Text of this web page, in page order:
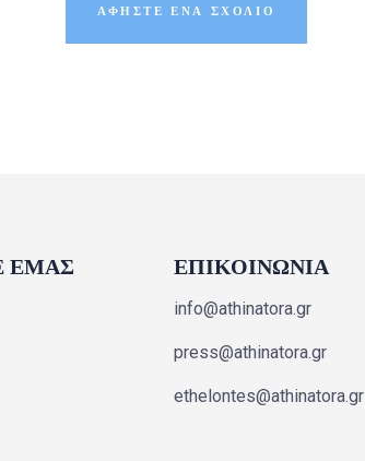
ΕΜΑΣ ΕΠΙΚΟΙΝΩΝΙΑ
info@athinatora.gr
press@athinatora.gr
ethelontes@athinatora.gr